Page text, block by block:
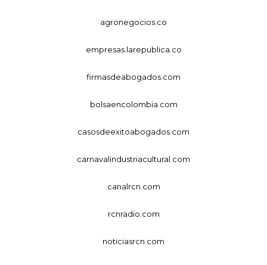
agronegocios.co
empresas.larepublica.co
firmasdeabogados.com
bolsaencolombia.com
casosdeexitoabogados.com
carnavalindustriacultural.com
canalrcn.com
rcnradio.com
noticiasrcn.com